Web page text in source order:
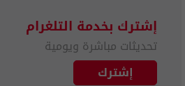
إشترك بخدمة التلغرام
تحديثات مباشرة ويومية
إشترك